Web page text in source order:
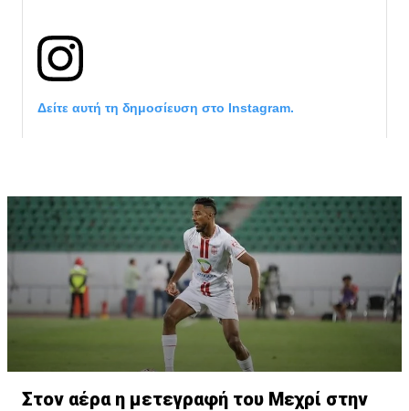
Δείτε αυτή τη δημοσίευση στο Instagram.
Στον αέρα η μετεγραφή του Μεχρί στην